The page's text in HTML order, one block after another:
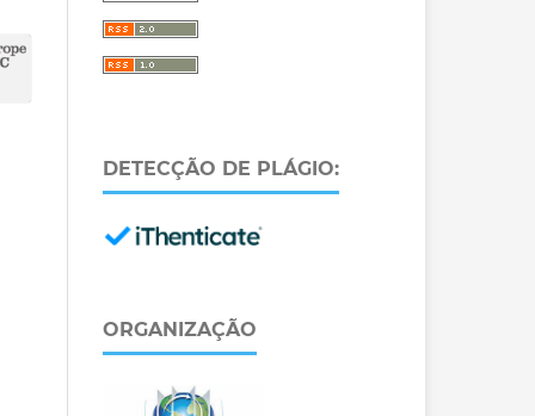
DETECÇÃO DE PLÁGIO:
ORGANIZAÇÃO